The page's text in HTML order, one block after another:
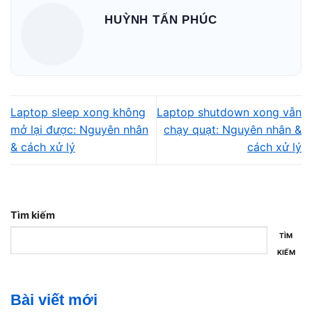
1.4. Pin hoặc nguồn không ổn định
đặc biệt trên các máy đã sử dụng lâu năm.
HUỲNH TẤN PHÚC
Laptop sleep xong không
mở lại được: Nguyên nhân
& cách xử lý
Laptop shutdown xong vẫn
chạy quạt: Nguyên nhân &
cách xử lý
Tìm kiếm
TÌM
KIẾM
Bài viết mới